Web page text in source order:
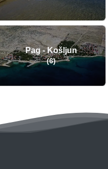
Pag - Košljun
(6)